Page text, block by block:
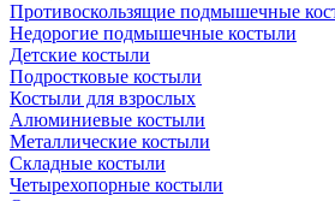
Противоскользящие подмышечные
Недорогие подмышечные костыли
Детские костыли
Подростковые костыли
Костыли для взрослых
Алюминиевые костыли
Металлические костыли
Складные костыли
Четырехопорные костыли